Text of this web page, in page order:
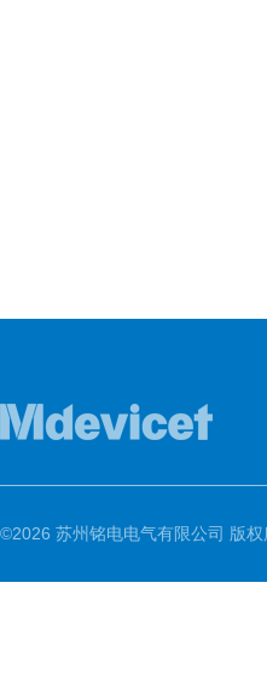
©2026 苏州铭电电气有限公司 版权